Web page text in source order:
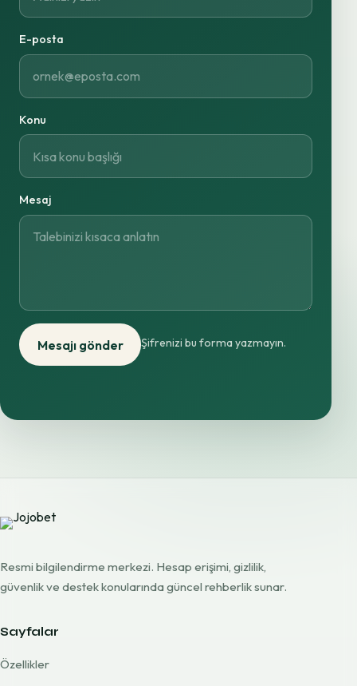
E-posta
Konu
Mesaj
Mesajı gönder Şifrenizi bu forma yazmayın.
Resmi bilgilendirme merkezi. Hesap erişimi, gizlilik,
güvenlik ve destek konularında güncel rehberlik sunar.
Sayfalar
Özellikler